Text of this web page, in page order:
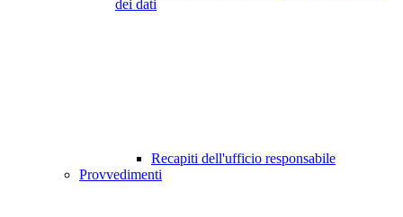
dei dati
Recapiti dell'ufficio responsabile
Provvedimenti